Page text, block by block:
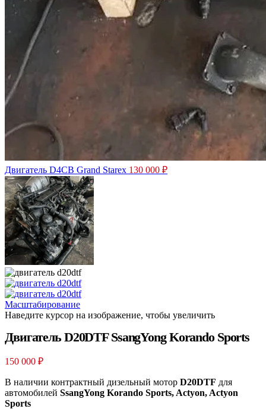
Двигатель D4CB Grand Starex 130 000 ₽
Масштабирование
Наведите курсор на изображение, чтобы увеличить
Двигатель D20DTF SsangYong Korando Sports
150 000 ₽
В наличии контрактный дизельный мотор D20DTF для
автомобилей SsangYong Korando Sports, Actyon, Actyon
Sports